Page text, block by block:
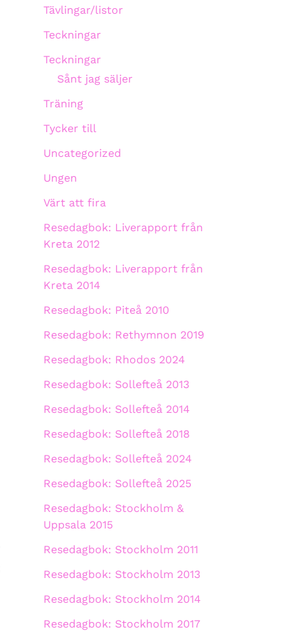
Tävlingar/listor
Teckningar
Teckningar
Sånt jag säljer
Träning
Tycker till
Uncategorized
Ungen
Värt att fira
Resedagbok: Liverapport från
Kreta 2012
Resedagbok: Liverapport från
Kreta 2014
Resedagbok: Piteå 2010
Resedagbok: Rethymnon 2019
Resedagbok: Rhodos 2024
Resedagbok: Sollefteå 2013
Resedagbok: Sollefteå 2014
Resedagbok: Sollefteå 2018
Resedagbok: Sollefteå 2024
Resedagbok: Sollefteå 2025
Resedagbok: Stockholm &
Uppsala 2015
Resedagbok: Stockholm 2011
Resedagbok: Stockholm 2013
Resedagbok: Stockholm 2014
Resedagbok: Stockholm 2017